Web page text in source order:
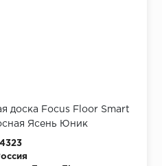
доска Focus Floor Smart
Ясень Юник
4323